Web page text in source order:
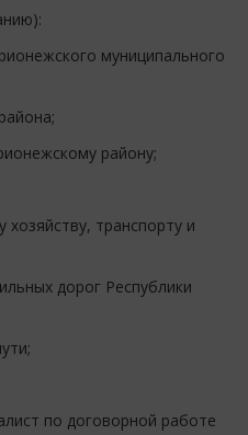
муниципального
району;
транспорту и
дорог Республики
по договорной работе